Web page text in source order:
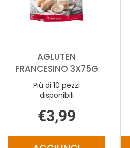
AGLUTEN
FRANCESINO 3X75G
Più di 10 pezzi
disponibili
€3,99